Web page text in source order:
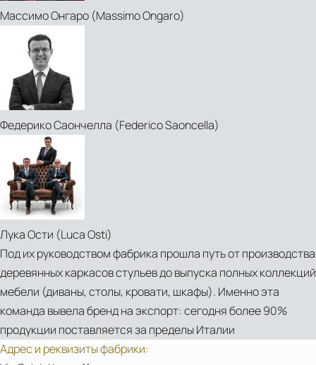
PDF
Catalogue-
Stackable-
Restaurant-
Chairs-
Sevensedie
PDF
Новость
ЭСТЕТИКА
ПРОЕКТА
ELEGANCE
SEVEN
SEDIE
6
ИЮЛЯ
Массимо Онгаро (Massimo Ongaro)
Федерико Саончелла (Federico Saoncella)
Лука Ости (Luca Osti)
Под их руководством фабрика прошла путь от производства
деревянных каркасов стульев до выпуска полных коллекций
мебели (диваны, столы, кровати, шкафы). Именно эта
команда вывела бренд на экспорт: сегодня более 90%
продукции поставляется за пределы Италии
Адрес и реквизиты фабрики: